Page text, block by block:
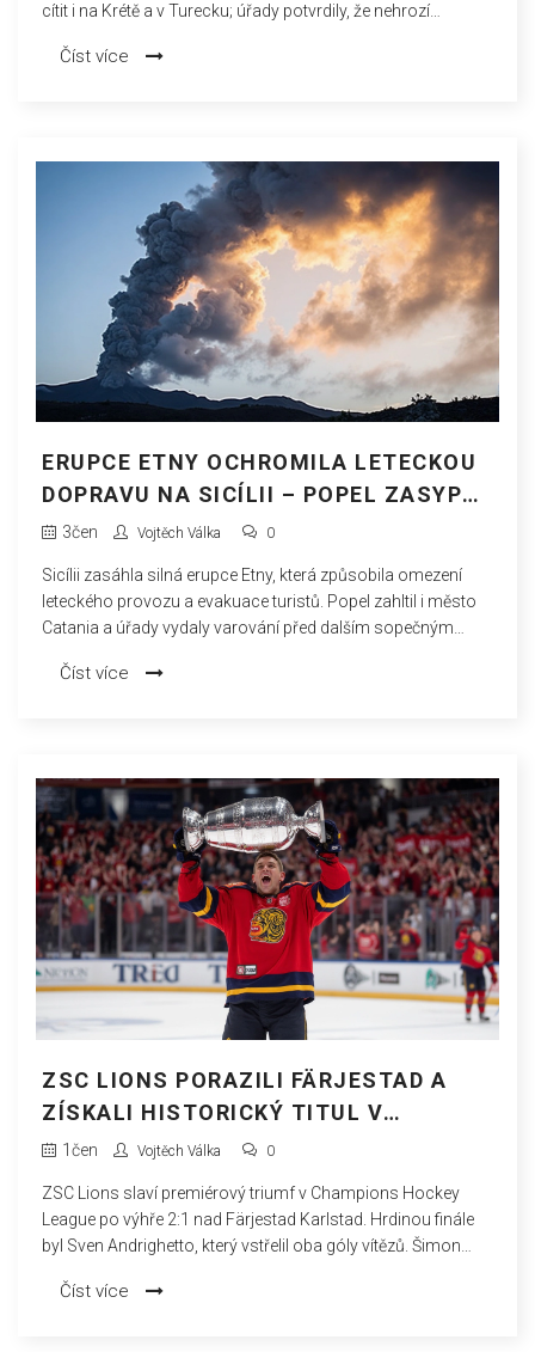
cítit i na Krétě a v Turecku; úřady potvrdily, že nehrozí
úmrtím a desítkami zraněných.
Číst více
ERUPCE ETNY OCHROMILA LETECKOU
DOPRAVU NA SICÍLII – POPEL ZASYPAL
CATANIE
3čen Vojtěch Válka 0
Sicílii zasáhla silná erupce Etny, která způsobila omezení
leteckého provozu a evakuace turistů. Popel zahltil i město
Catania a úřady vydaly varování před dalším sopečným
Číst více
ZSC LIONS PORAZILI FÄRJESTAD A
ZÍSKALI HISTORICKÝ TITUL V
CHAMPIONS HOCKEY LEAGUE 2025
1čen Vojtěch Válka 0
ZSC Lions slaví premiérový triumf v Champions Hockey
League po výhře 2:1 nad Färjestad Karlstad. Hrdinou finále
byl Sven Andrighetto, který vstřelil oba góly vítězů. Šimon
rostoucí sílu na evropské scéně.
Číst více